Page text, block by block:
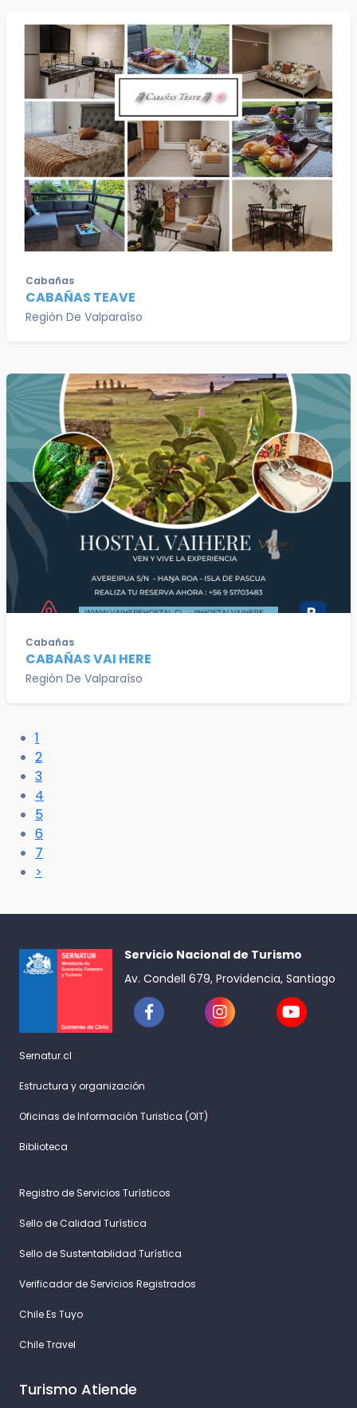
Cabañas
CABAÑAS TEAVE
Región De Valparaíso
Cabañas
CABAÑAS VAI HERE
Región De Valparaíso
1
2
3
4
5
6
7
>
Servicio Nacional de Turismo
Av. Condell 679, Providencia, Santiago
Sernatur.cl
Estructura y organización
Oficinas de Información Turistica (OIT)
Biblioteca
Registro de Servicios Turísticos
Sello de Calidad Turística
Sello de Sustentablidad Turística
Verificador de Servicios Registrados
Chile Es Tuyo
Chile Travel
Turismo Atiende